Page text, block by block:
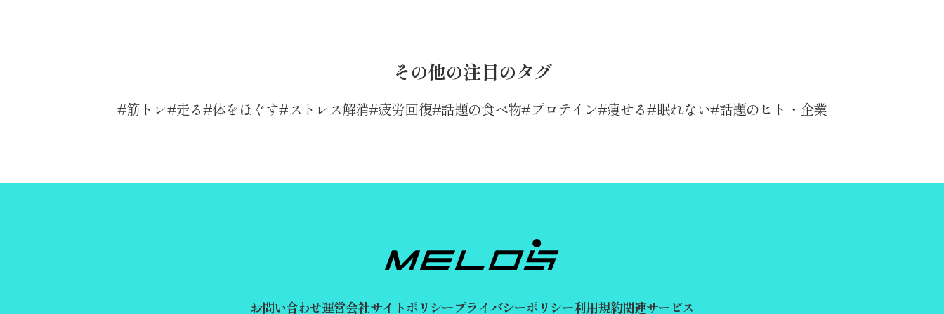
その他の注目のタグ
筋トレ 走る 体をほぐす ストレス解消 疲労回復 話題の食べ物 プロテイン 痩せる 眠れない 話題のヒト・企業
お問い合わせ運営会社サイトポリシープライバシーポリシー利用規約関連サービス